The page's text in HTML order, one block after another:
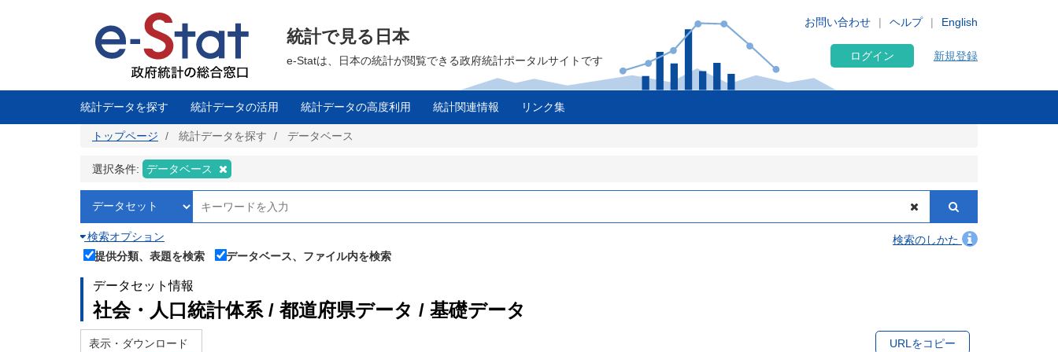
に
English
お問い合わせ ヘルプ
統計で見る日本
e-Statは、日本の統計が閲覧できる政府統計ポータルサイトです ログイン 新規登録
統計データを探す 統計データの活用 統計データの高度利用 統計関連情報 リンク集
トップページ 統計データを探す データベース
選択条件: データベース
検索オプション
検索のしかた
提供分類、表題を検索
データベース、ファイル内を検索
データセット情報
社会・人口統計体系 / 都道府県データ / 基礎データ
表示・ダウンロード URLをコピー